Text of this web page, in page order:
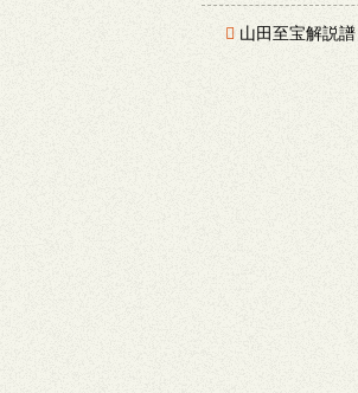
山田至宝解説譜